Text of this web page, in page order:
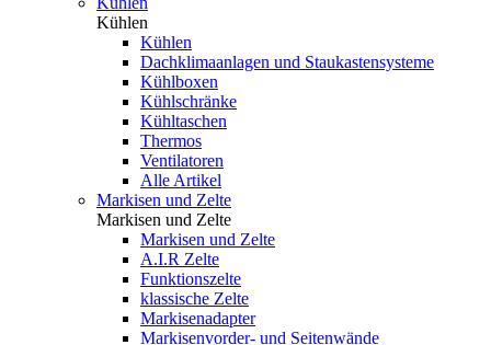
Kühlen
Kühlen
Dachklimaanlagen und Staukastensysteme
Kühlboxen
Kühlschränke
Kühltaschen
Thermos
Ventilatoren
Alle Artikel
Markisen und Zelte
Markisen und Zelte
Markisen und Zelte
A.I.R Zelte
Funktionszelte
klassische Zelte
Markisenadapter
Markisenvorder- und Seitenwände